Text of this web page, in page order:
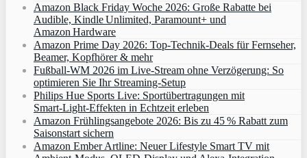
Amazon Black Friday Woche 2026: Große Rabatte bei
Audible, Kindle Unlimited, Paramount+ und
Amazon Hardware
Amazon Prime Day 2026: Top-Technik-Deals für Fernseher,
Beamer, Kopfhörer & mehr
Fußball-WM 2026 im Live-Stream ohne Verzögerung: So
optimieren Sie Ihr Streaming-Setup
Philips Hue Sports Live: Sportübertragungen mit
Smart‑Light‑Effekten in Echtzeit erleben
Amazon Frühlingsangebote 2026: Bis zu 45 % Rabatt zum
Saisonstart sichern
Amazon Ember Artline: Neuer Lifestyle Smart TV mit